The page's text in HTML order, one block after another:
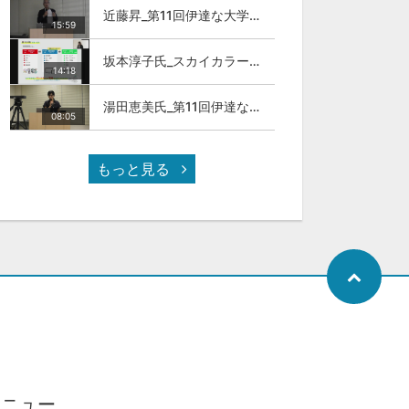
15:59
近藤昇_第11回伊達な大学院セミナー
14:18
坂本淳子氏_スカイカラー人材とは
08:05
湯田恵美氏_第11回伊達な大学院セミナー
もっと見る
ニュー